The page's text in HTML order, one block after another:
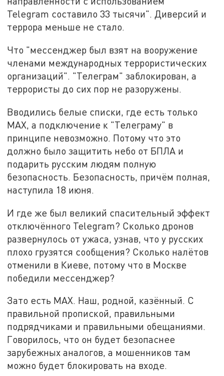
Telegram составило 33 тысячи". Диверсий и
террора меньше не стало.
Что "мессенджер был взят на вооружение
членами международных террористических
организаций". "Телеграм" заблокирован, а
террористы до сих пор не разоружены.
Вводились белые списки, где есть только
MAX, а подключение к "Телеграму" в
принципе невозможно. Потому что это
должно было защитить небо от БПЛА и
подарить русским людям полную
безопасность. Безопасность, причём полная,
наступила 18 июня.
И где же был великий спасительный эффект
отключённого Telegram? Сколько дронов
развернулось от ужаса, узнав, что у русских
плохо грузятся сообщения? Сколько налётов
отменили в Киеве, потому что в Москве
победили мессенджер?
Зато есть MAX. Наш, родной, казённый. С
правильной пропиской, правильными
подрядчиками и правильными обещаниями.
Говорилось, что он будет безопаснее
зарубежных аналогов, а мошенников там
можно будет блокировать на входе.